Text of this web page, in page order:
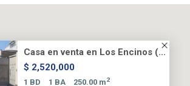
Casa en venta en Los Encinos (...
$ 2,520,000
1 BD 1 BA 250.00 m2